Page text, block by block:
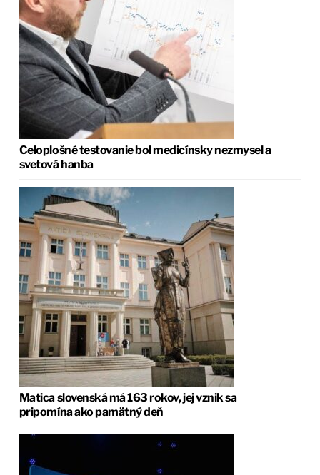
Celoplošné testovanie bol medicínsky nezmysel a
svetová hanba
Matica slovenská má 163 rokov, jej vznik sa
pripomína ako pamätný deň